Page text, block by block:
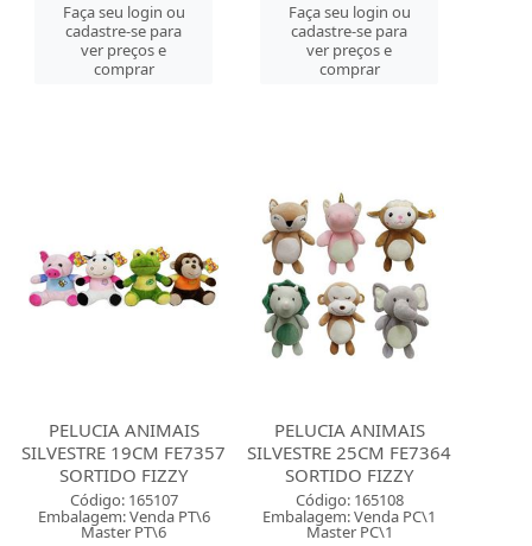
Faça seu login ou
cadastre-se para
ver preços e
comprar
Faça seu login ou
cadastre-se para
ver preços e
comprar
PELUCIA ANIMAIS
SILVESTRE 19CM FE7357
SORTIDO FIZZY
Código: 165107
Embalagem: Venda PT\6
Master PT\6
PELUCIA ANIMAIS
SILVESTRE 25CM FE7364
SORTIDO FIZZY
Código: 165108
Embalagem: Venda PC\1
Master PC\1